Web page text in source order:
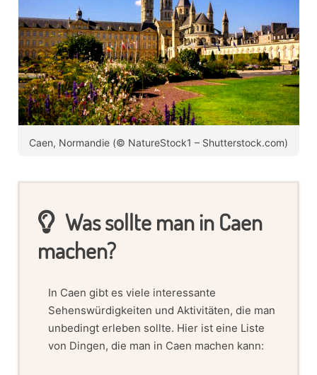
Caen, Normandie (© NatureStock1 – Shutterstock.com)
Was sollte man in Caen
machen?
In Caen gibt es viele interessante
Sehenswürdigkeiten und Aktivitäten, die man
unbedingt erleben sollte. Hier ist eine Liste
von Dingen, die man in Caen machen kann: